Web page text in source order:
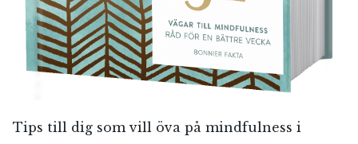
Jag accepterar villkoren.
RÖSTA
ÅNGRA OCH STÄNG
Tips till dig som vill öva på mindfulness i